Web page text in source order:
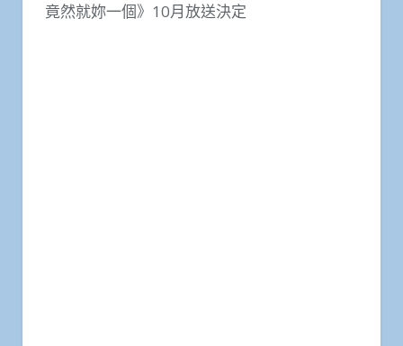
竟然就妳一個》10月放送決定